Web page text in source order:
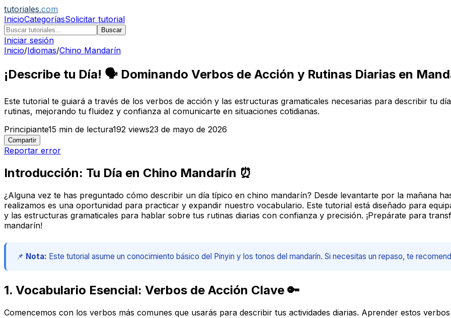
tutoriales.com
InicioCategoríasSolicitar tutorial
Buscar
Iniciar sesión
Inicio/Idiomas/Chino Mandarín
¡Describe tu Día! 🗣️ Dominando Verbos de Acción y Rutinas Diarias en
Este tutorial te guiará a través de los verbos de acción y las estructuras gramaticales necesarias para describir tu
rutinas, mejorando tu fluidez y confianza al comunicarte en situaciones cotidianas.
Principiante15 min de lectura192 views23 de mayo de 2026
Compartir
Reportar error
Introducción: Tu Día en Chino Mandarín ⏰
¿Alguna vez te has preguntado cómo describir un día típico en chino mandarín? Desde levantarte por la mañana
realizamos es una oportunidad para practicar y expandir nuestro vocabulario. Este tutorial está diseñado para
y las estructuras gramaticales para hablar sobre tus rutinas diarias con confianza y precisión. ¡Prepárate para
mandarín!
📌 Nota: Este tutorial asume un conocimiento básico del Pinyin y los tonos del mandarín. Si necesitas un repaso, te
1. Vocabulario Esencial: Verbos de Acción Clave 🔑
Comencemos con los verbos más comunes que usarás para describir tus actividades diarias. Aprender estos